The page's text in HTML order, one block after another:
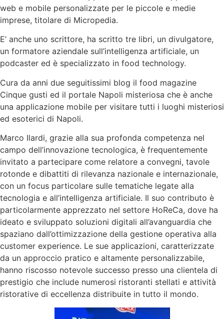
web e mobile personalizzate per le piccole e medie
imprese, titolare di Micropedia.
E’ anche uno scrittore, ha scritto tre libri, un divulgatore,
un formatore aziendale sull’intelligenza artificiale, un
podcaster ed è specializzato in food technology.
Cura da anni due seguitissimi blog il food magazine
Cinque gusti ed il portale Napoli misteriosa che è anche
una applicazione mobile per visitare tutti i luoghi misteriosi
ed esoterici di Napoli.
Marco Ilardi, grazie alla sua profonda competenza nel
campo dell’innovazione tecnologica, è frequentemente
invitato a partecipare come relatore a convegni, tavole
rotonde e dibattiti di rilevanza nazionale e internazionale,
con un focus particolare sulle tematiche legate alla
tecnologia e all’intelligenza artificiale. Il suo contributo è
particolarmente apprezzato nel settore HoReCa, dove ha
ideato e sviluppato soluzioni digitali all’avanguardia che
spaziano dall’ottimizzazione della gestione operativa alla
customer experience. Le sue applicazioni, caratterizzate
da un approccio pratico e altamente personalizzabile,
hanno riscosso notevole successo presso una clientela di
prestigio che include numerosi ristoranti stellati e attività
ristorative di eccellenza distribuite in tutto il mondo.